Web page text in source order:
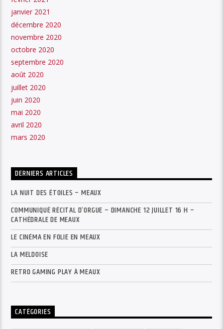
janvier 2021
décembre 2020
novembre 2020
octobre 2020
septembre 2020
août 2020
juillet 2020
juin 2020
mai 2020
avril 2020
mars 2020
DERNIERS ARTICLES
LA NUIT DES ÉTOILES – MEAUX
COMMUNIQUÉ RÉCITAL D’ORGUE – DIMANCHE 12 JUILLET 16 H –
CATHÉDRALE DE MEAUX
LE CINÉMA EN FOLIE EN MEAUX
LA MELDOISE
RETRO GAMING PLAY À MEAUX
CATÉGORIES